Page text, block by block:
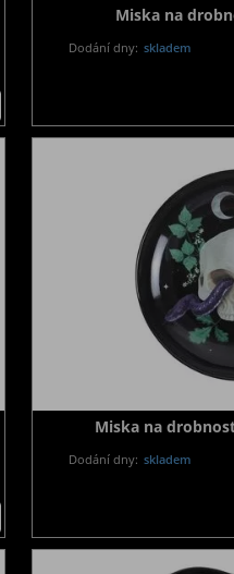
Miska na
Dodání dny: skladem
Miska na
Dodání dny: skladem